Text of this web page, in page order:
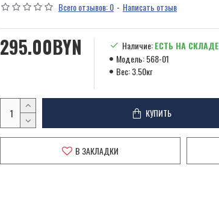
Всего отзывов: 0 - Написать отзыв
295.00BYN Наличие:ЕСТЬ НА СКЛАДЕ
Модель:568-01
Вес:3.50кг
КУПИТЬ
В ЗАКЛАДКИ